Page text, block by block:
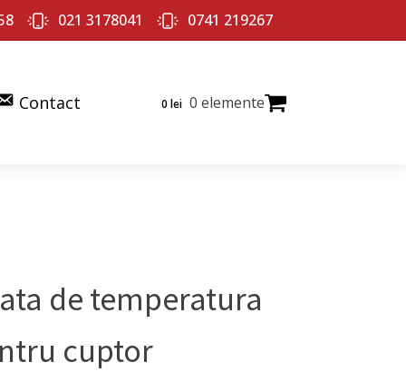
021 3178041 0741 219267
Contact 0 lei 0 elemente
de temperatura
cuptor